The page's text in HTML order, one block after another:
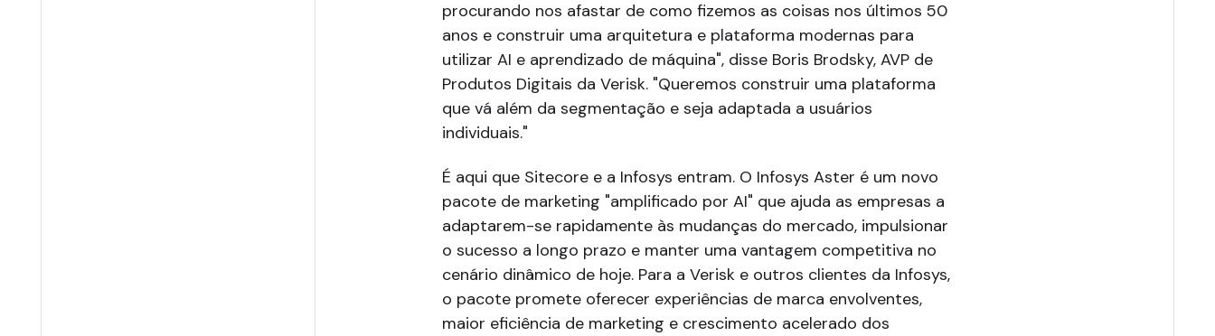
procurando nos afastar de como fizemos as coisas nos últimos 50
anos e construir uma arquitetura e plataforma modernas para
utilizar AI e aprendizado de máquina", disse Boris Brodsky, AVP de
Produtos Digitais da Verisk. "Queremos construir uma plataforma
que vá além da segmentação e seja adaptada a usuários
individuais."
É aqui que Sitecore e a Infosys entram. O Infosys Aster é um novo
pacote de marketing "amplificado por AI" que ajuda as empresas a
adaptarem-se rapidamente às mudanças do mercado, impulsionar
o sucesso a longo prazo e manter uma vantagem competitiva no
cenário dinâmico de hoje. Para a Verisk e outros clientes da Infosys,
o pacote promete oferecer experiências de marca envolventes,
maior eficiência de marketing e crescimento acelerado dos